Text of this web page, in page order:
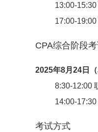
13:00-
17:00-
CPA综合阶段
2025年8月24日（
8:30-12:00
14:00-17:30
考试方式